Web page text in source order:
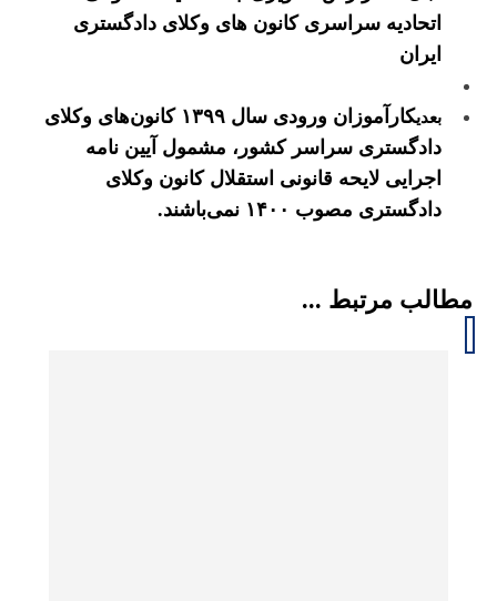
اتحادیه سراسری کانون های وکلای دادگستری
ایران
بعدی
کارآموزان ورودی سال ۱۳۹۹ کانون‌های وکلای
دادگستری سراسر کشور، مشمول آیین نامه
اجرایی لایحه قانونی استقلال کانون وکلای
دادگستری مصوب ۱۴۰۰ نمی‌باشند.
مطالب مرتبط ...